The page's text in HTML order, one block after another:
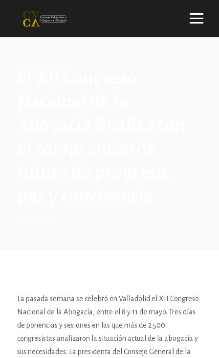
La pasada semana se celebró en Valladolid el XII Congreso
Nacional de la Abogacía, entre el 8 y 11 de mayo. Tres días
de ponencias y sesiones en las que más de 2.500
congresistas analizaron la situación actual de la abogacía y
sus necesidades. La presidenta del Consejo General de la